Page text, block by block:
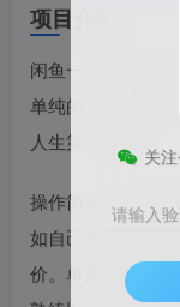
项目介绍
闲鱼一个流量大
单纯的二手交易
人生第一桶金。
操作简单，只要1
如自己有品类就
价。单店月利润
关
请输入